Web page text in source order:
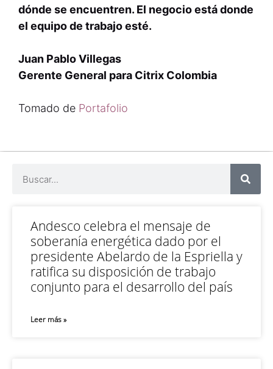
dónde se encuentren. El negocio está donde
el equipo de trabajo esté.
Juan Pablo Villegas
Gerente General para Citrix Colombia
Tomado de Portafolio
Andesco celebra el mensaje de
soberanía energética dado por el
presidente Abelardo de la Espriella y
ratifica su disposición de trabajo
conjunto para el desarrollo del país
Leer más »